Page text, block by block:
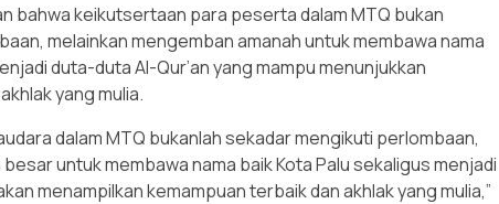
bahwa keikutsertaan para peserta dalam MTQ bukan
melainkan mengemban amanah untuk membawa nama
duta-duta Al-Qur’an yang mampu menunjukkan
yang mulia.
dalam MTQ bukanlah sekadar mengikuti perlombaan,
untuk membawa nama baik Kota Palu sekaligus menjadi
menampilkan kemampuan terbaik dan akhlak yang mulia,”